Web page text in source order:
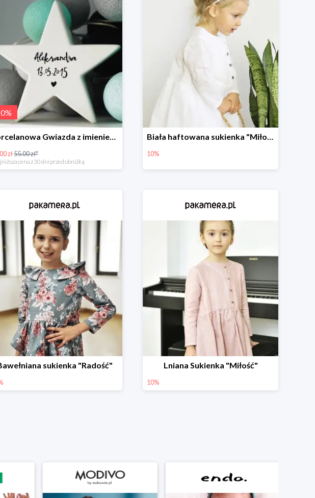
%
Porcelanowa Gwiazda z imieniem i datą urodzenia dziecka -20%
zł55.00 zł*
cena z 30 dni przed obniżką
Biała haftowana sukienka "Miłość"
10%
sukienka "Radość" Lniana Sukienka "Miłość"
10%